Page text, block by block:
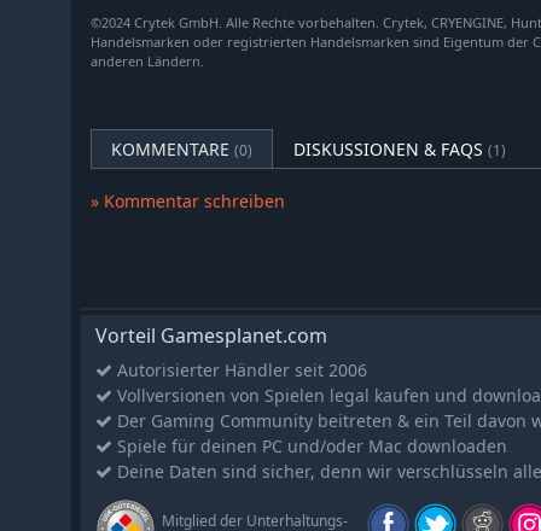
Hunt: Showdown 1896 - Death's Herald
Hunt: Showdown 1896 - The Kid
Hunt: Showdown 1896 - The Wolf at the Door
Hunt: Showdown 1896 - The Researcher
Hunt: Showdown 1896 - Llorona's Heir
Hunt: Showdown 1896 - The Phantom
Hunt: Showdown 1896 - Ghost Face Rampage
Hunt: Showdown 1896 - Violent Balance
Hunt: Showdown 1896 - Cry of the Caged Bird
konnten. Ein letzter Gefängnisausbruch, den sie nach
Sechs zu verdanken hat, führte sie zurück Richtung
suchte, ihren Lebensunterhalt mit Blei zu verdienen.
©2024 Crytek GmbH. Alle Rechte vorbehalten. Crytek, CRYENGINE,
Handelsmarken oder registrierten Handelsmarken sind Eigentum der
anderen Ländern.
KOMMENTARE (0) DISKUSSIONEN & FAQS (1)
» Kommentar schreiben
Vorteil Gamesplanet.com
Autorisierter Händler seit 2006
Vollversionen von Spielen legal kaufen und
Der Gaming Community beitreten & ein Teil davon
Spiele für deinen PC und/oder Mac downloaden
Deine Daten sind sicher, denn wir verschlüsseln
Mitglied der Unterhaltungs-